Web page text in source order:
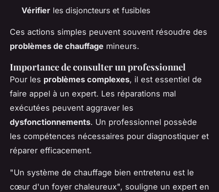
Vérifier les disjoncteurs et fusibles
Ces actions simples peuvent souvent résoudre des
problèmes de chauffage mineurs.
Importance de consulter un professionnel
Pour les problèmes complexes, il est essentiel de
faire appel à un expert. Les réparations mal
exécutées peuvent aggraver les
dysfonctionnements. Un professionnel possède
les compétences nécessaires pour diagnostiquer et
réparer efficacement.
"Un système de chauffage bien entretenu est le
cœur d'un foyer chaleureux", souligne un expert en